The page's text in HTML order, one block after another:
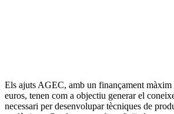
Els ajuts AGEC, amb un finançament
euros, tenen com a objectiu generar el
necessari per desenvolupar tècniques de